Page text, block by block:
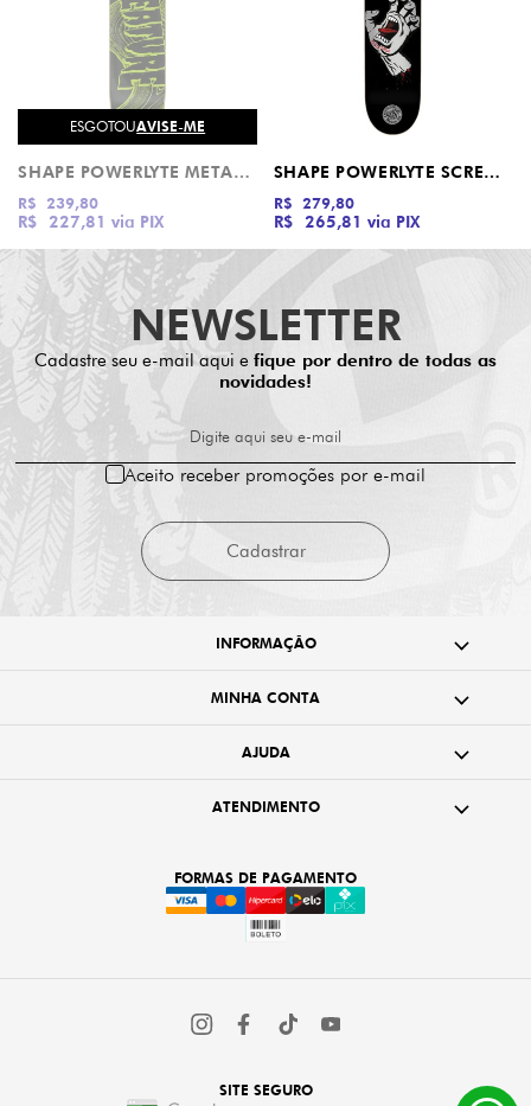
ESGOTOUAVISE-ME
SHAPE POWERLYTE METALLIC SWIRLL CREATURE
R$ 227,81 via PIX
R$ 239,80
SHAPE POWERLYTE SCREAMING HAND SANTA CRUZ
R$ 265,81 via PIX
R$ 279,80
NEWSLETTER
Cadastre seu e-mail aqui e fique por dentro de todas as
novidades!
Digite aqui seu e-mail
Cadastrar
Aceito receber promoções por e-mail
INFORMAÇÃO
MINHA CONTA
AJUDA
ATENDIMENTO
FORMAS DE PAGAMENTO
SITE SEGURO